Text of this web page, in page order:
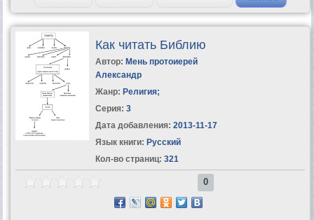
Как читать Библию
Автор: Мень протоиерей
Александр
Жанр: Религия;
Серия: 3
Дата добавления: 2013-11-17
Язык книги: Русский
Кол-во страниц: 321
0